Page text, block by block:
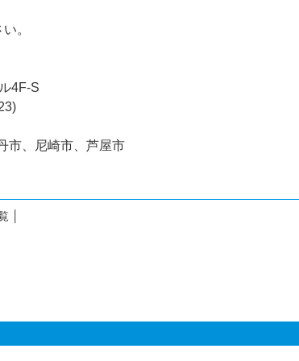
。
4F-S
市、尼崎市、芦屋市
│